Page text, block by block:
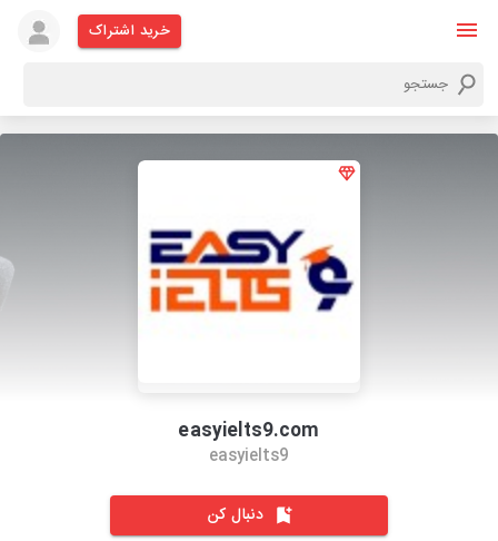
خرید اشتراک
easyielts9.com
easyielts9
دنبال کن